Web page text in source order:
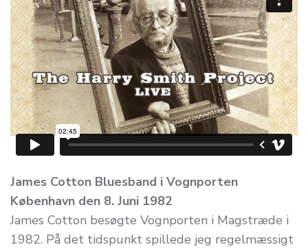
James Cotton Bluesband i Vognporten
København den 8. Juni 1982
James Cotton besøgte Vognporten i Magstræde i
1982. På det tidspunkt spillede jeg regelmæssigt